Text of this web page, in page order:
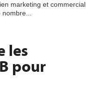
marketing et commercial,
les
pour